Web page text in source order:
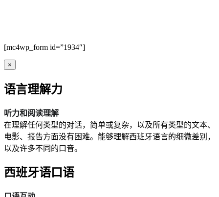
[mc4wp_form id=”1934″]
×
语言理解力
听力和阅读理解
在理解任何类型的对话，简单或复杂，以及所有类型的文本、
电影、报告方面没有困难。能够理解西班牙语言的细微差别，
以及许多不同的口音。
西班牙语口语